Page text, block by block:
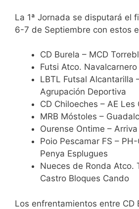
La 1ª Jornada se disputará el
6-7 de Septiembre con estos
CD Burela – MCD
Futsi Atco.
LBTL Futsal Alcantarilla
Agrupación Deportiva
CD Chiloeches – AE Les
MRB Móstoles –
Ourense Ontime –
Poio Pescamar FS –
Penya Esplugues
Nueces de Ronda Atco.
Castro Bloques Cando
Los enfrentamientos entre CD